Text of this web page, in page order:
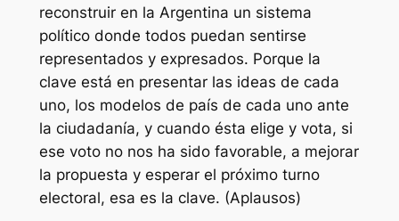
reconstruir en la Argentina un sistema
político donde todos puedan sentirse
representados y expresados. Porque la
clave está en presentar las ideas de cada
uno, los modelos de país de cada uno ante
la ciudadanía, y cuando ésta elige y vota, si
ese voto no nos ha sido favorable, a mejorar
la propuesta y esperar el próximo turno
electoral, esa es la clave. (Aplausos)